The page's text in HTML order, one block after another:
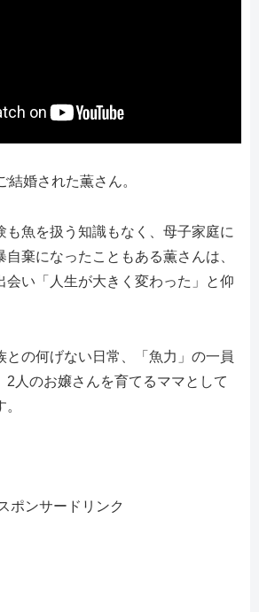
結婚された薫さん。
も魚を扱う知識もなく、母子家庭に
棄になったこともある薫さんは、
会い「人生が大きく変わった」と仰
との何げない日常、「魚力」の一員
2人のお嬢さんを育てるママとして
ポンサードリンク